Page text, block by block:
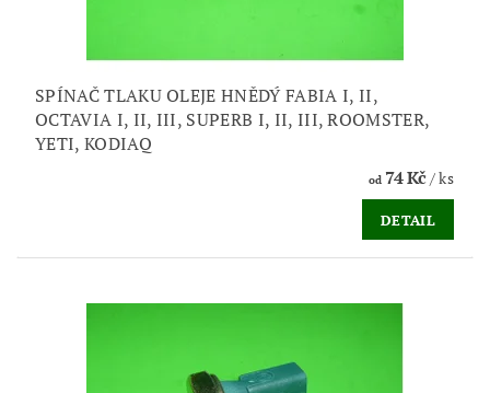
SPÍNAČ TLAKU OLEJE HNĚDÝ FABIA I, II,
OCTAVIA I, II, III, SUPERB I, II, III, ROOMSTER,
YETI, KODIAQ
od74 Kč/ ks
DETAIL